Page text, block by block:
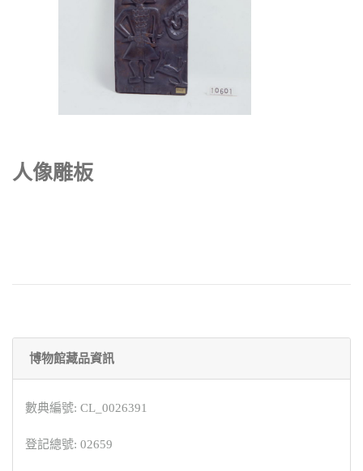
人像雕板
博物館藏品資訊
數典編號: CL_0026391
登記總號: 02659